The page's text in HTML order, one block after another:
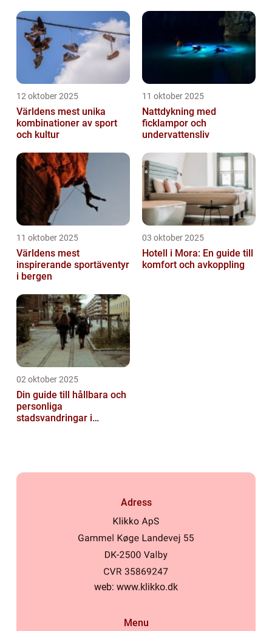
12 oktober 2025
Världens mest unika
kombinationer av sport
och kultur
11 oktober 2025
Nattdykning med
ficklampor och
undervattensliv
11 oktober 2025
Världens mest
inspirerande sportäventyr
i bergen
03 oktober 2025
Hotell i Mora: En guide till
komfort och avkoppling
02 oktober 2025
Din guide till hållbara och
personliga
stadsvandringar i
Adress
web: www.klikko.dk
Menu